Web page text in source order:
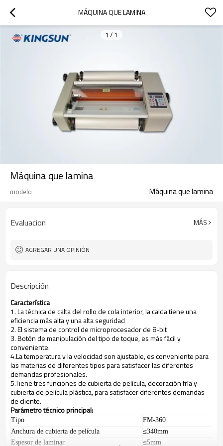
MÁQUINA QUE LAMINA
1 / 1
Máquina que lamina
modelo Máquina que lamina
Evaluacion MÁS
AGREGAR UNA OPINIÓN
Descripción
Característica
1. La técnica de calta del rollo de cola interior, la calda tiene una
eficiencia más alta y una alta seguridad
2. El sistema de control de microprocesador de 8-bit
3. Botón de manipulación del tipo de toque, es más fácil y
conveniente.
4.La temperatura y la velocidad son ajustable, es conveniente para
las materias de diferentes tipos para satisfacer las diferentes
demandas profesionales.
5.Tiene tres funciones de cubierta de película, decoración fría y
cubierta de película plástica, para satisfacer diferentes demandas
de cliente.
Parámetro técnico principal:
Tipo
FM-360
Anchura de cubierta de película ≤340mm
Espesor de laminar
≤5mm